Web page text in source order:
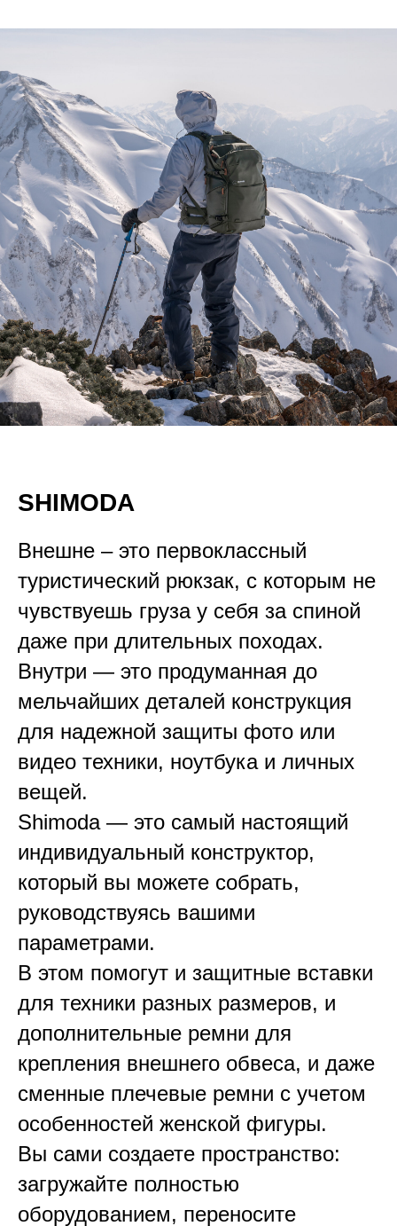
SHIMODA
Внешне – это первоклассный
туристический рюкзак, с которым не
чувствуешь груза у себя за спиной
даже при длительных походах.
Внутри — это продуманная до
мельчайших деталей конструкция
для надежной защиты фото или
видео техники, ноутбука и личных
вещей.
Shimodа — это самый настоящий
индивидуальный конструктор,
который вы можете собрать,
руководствуясь вашими
параметрами.
В этом помогут и защитные вставки
для техники разных размеров, и
дополнительные ремни для
крепления внешнего обвеса, и даже
сменные плечевые ремни с учетом
особенностей женской фигуры.
Вы сами создаете пространство:
загружайте полностью
оборудованием, переносите